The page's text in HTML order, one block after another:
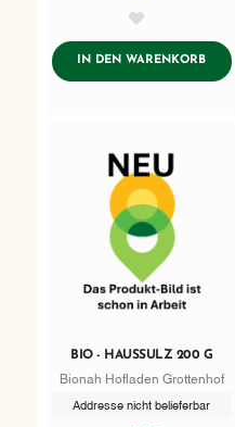
IN DEN WARENKORB
BIO - HAUSSULZ 200 G
Bionah Hofladen Grottenhof
Addresse nicht belieferbar